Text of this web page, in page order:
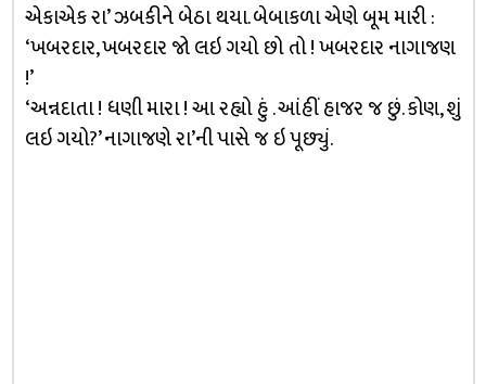
એકાએક રા’ ઝબકીને બેઠા થયા. બેબાકળા એણે બૂમ મારી :
‘ખબરદાર, ખબરદાર જો લઇ ગયો છો તો ! ખબરદાર નાગાજણ
!’
‘અન્નદાતા ! ધણી મારા ! આ રહ્યો હું . આંહીં હાજર જ છું. કોણ, શું
લઇ ગયો?’ નાગાજણે રા’ની પાસે જ ઇ પૂછ્યું.